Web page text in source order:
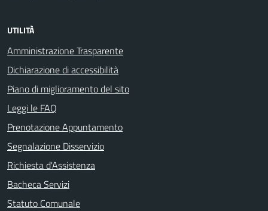
UTILITÀ
Amministrazione Trasparente
Dichiarazione di accessibilità
Piano di miglioramento del sito
Leggi le FAQ
Prenotazione Appuntamento
Segnalazione Disservizio
Richiesta d'Assistenza
Bacheca Servizi
Statuto Comunale